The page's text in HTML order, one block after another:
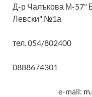
Д-р Чалъкова М-57"
Левски" №1а
тел. 054/802400
0888674301
e-mail: